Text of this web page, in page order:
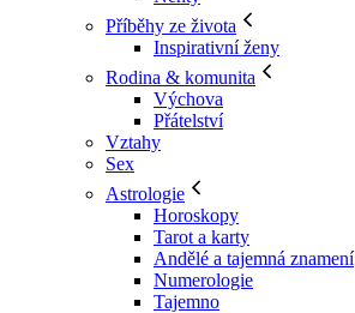
Příběhy ze života
Inspirativní ženy
Rodina & komunita
Výchova
Přátelství
Vztahy
Sex
Astrologie
Horoskopy
Tarot a karty
Andělé a tajemná znamení
Numerologie
Tajemno